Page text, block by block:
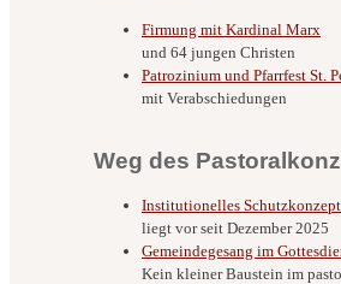
Firmung mit Kardinal Marx
und 64 jungen Christen
Patrozinium und Pfarrfest St.
mit Verabschiedungen
Weg des
Institutionelles
liegt vor seit Dezember 2025
Gemeindegesang im
Kein kleiner Baustein im